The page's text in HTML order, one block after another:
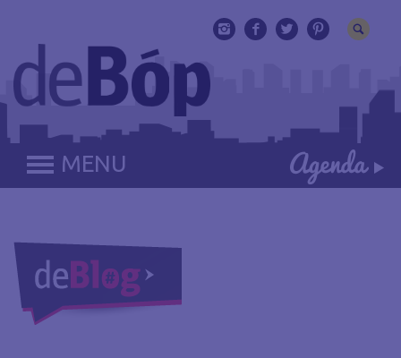
MENU